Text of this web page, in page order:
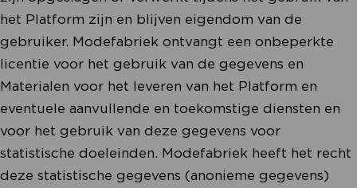
het Platform zijn en blijven eigendom van de
gebruiker. Modefabriek ontvangt een onbeperkte
licentie voor het gebruik van de gegevens en
Materialen voor het leveren van het Platform en
eventuele aanvullende en toekomstige diensten en
voor het gebruik van deze gegevens voor
statistische doeleinden. Modefabriek heeft het recht
deze statistische gegevens (anonieme gegevens)